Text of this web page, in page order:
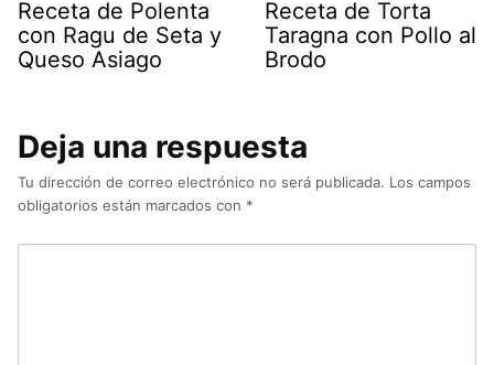
Receta de Polenta
con Ragu de Seta y
Queso Asiago
Receta de Torta
Taragna con Pollo al
Brodo
Deja una respuesta
Tu dirección de correo electrónico no será publicada. Los campos
obligatorios están marcados con *